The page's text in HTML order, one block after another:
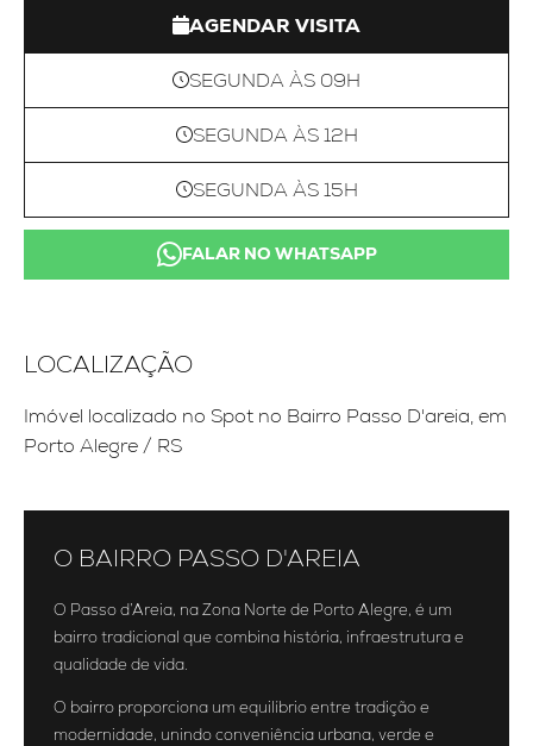
AGENDAR VISITA
SEGUNDA ÀS 09H
SEGUNDA ÀS 12H
SEGUNDA ÀS 15H
FALAR NO WHATSAPP
LOCALIZAÇÃO
Imóvel localizado no Spot no Bairro Passo D'areia, em
Porto Alegre / RS
O BAIRRO PASSO D'AREIA
O Passo d’Areia, na Zona Norte de Porto Alegre, é um
bairro tradicional que combina história, infraestrutura e
qualidade de vida.
O bairro proporciona um equilíbrio entre tradição e
modernidade, unindo conveniência urbana, verde e